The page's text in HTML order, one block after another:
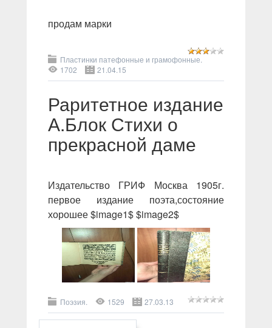
продам марки
Пластинки патефонные и грамофонные.
1702
21.04.15
Раритетное издание
А.Блок Стихи о
прекрасной даме
Издательство ГРИФ Москва 1905г.
первое издание поэта,состояние
хорошее $image1$ $image2$
Поэзия. 1529 27.03.13